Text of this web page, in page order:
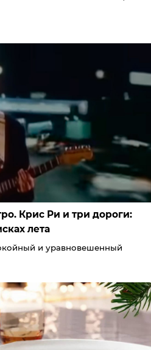
Крис Ри и три дороги:
лета
и уравновешенный